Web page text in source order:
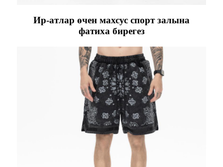
Ир-атлар өчен махсус спорт залына
фатиха бирегез